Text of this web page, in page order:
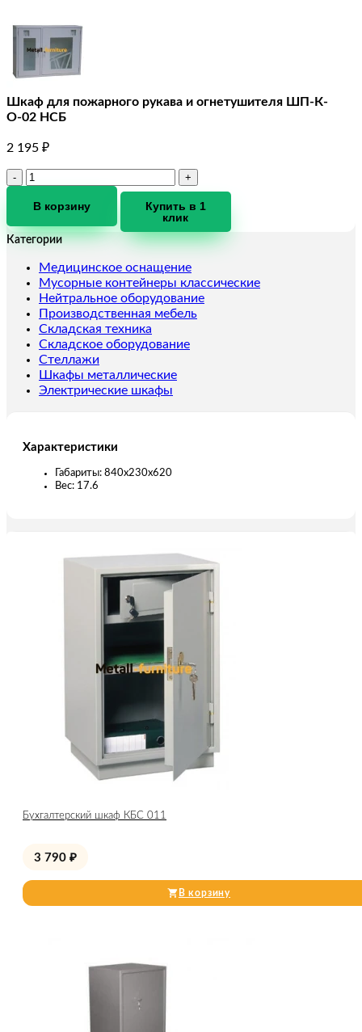
Шкаф для пожарного рукава и огнетушителя ШП-К-
О-02 НСБ
2 195 ₽
Количество
Шкаф
пожарного
и
огнетушителя
ШП-
К-
О-02
НСБ
В корзину
Купить в 1
клик
Категории
Медицинское оснащение
Мусорные контейнеры классические
Нейтральное оборудование
Производственная мебель
Складская техника
Складское оборудование
Стеллажи
Шкафы металлические
Электрические шкафы
Характеристики
Габариты: 840х230х620
Вес: 17.6
Бухгалтерский шкаф КБС 011
3 790 ₽
В корзину